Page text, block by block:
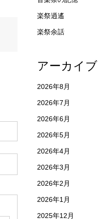
楽祭逍遙
楽祭余話
アーカイブ
2026年8月
2026年7月
2026年6月
2026年5月
2026年4月
2026年3月
2026年2月
2026年1月
2025年12月